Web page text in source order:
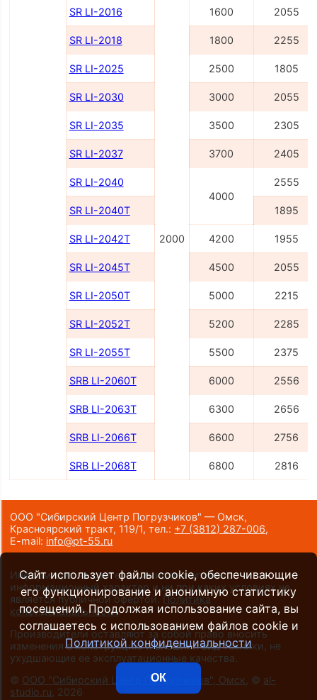
SR LI-2016
2000
1600 2055
SR LI-2018 1800 2255
SR LI-2025 2500 1805
SR LI-2030 3000 2055
SR LI-2035 3500 2305
SR LI-2037 3700 2405
SR LI-2040
4000
2555
SR LI-2040Т 1895
SR LI-2042Т 4200 1955
SR LI-2045Т 4500 2055
SR LI-2050Т 5000 2215
SR LI-2052Т 5200 2285
SR LI-2055Т 5500 2375
SRB LI-2060Т 6000 2556
SRB LI-2063Т 6300 2656
SRB LI-2066Т 6600 2756
SRB LI-2068Т 6800 2816
ООО "Сибирский Центр Погрузчиков" — Омск,
Красноярский тракт, 119/1,тел.: +7 (3812) 287-006,
E-mail: info@pt-55.ru
Информация на сайте носит исключительно
информационный характер и ни при каких условиях не
является публичной офертой. Политика
конфиденциальности.
Производители оставляют за собой право вносить
изменения в конструкцию и внешний вид техники, не
ухудшающие ее эксплуатационные качества.
© ООО "Сибирский Центр Погрузчиков", Омск , © al-
studio.ru , 2026
Сайт использует файлы cookie, обеспечивающие
его функционирование и анонимную статистику
посещений. Продолжая использование сайта, вы
соглашаетесь с использованием файлов cookie и
Политикой конфиденциальности
ОК